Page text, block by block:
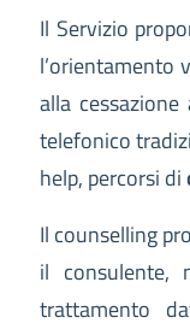
Il Servizio
l’orientamento
alla
telefonico
help, percorsi di
Il counselling
il consulente,
trattamento